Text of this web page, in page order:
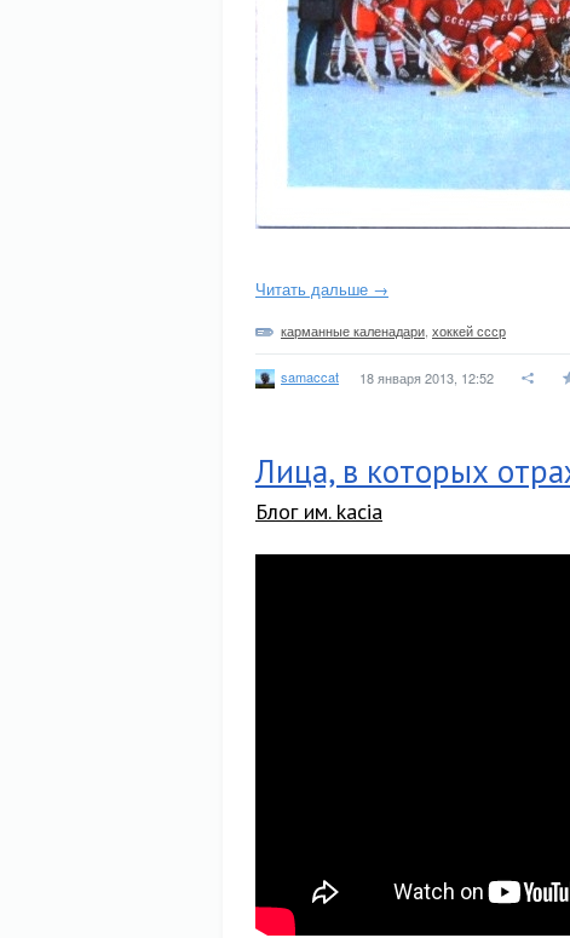
Читать дальше →
карманные каленадари хоккей ссср
samaccat 18 января 2013, 12:52
Лица, в которых
Блог им. kacia